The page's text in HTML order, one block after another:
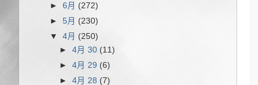
►6月 (272)
►5月 (230)
▼4月 (250)
►4月 30 (11)
►4月 29 (6)
►4月 28 (7)